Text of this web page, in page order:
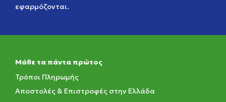
εφαρμόζονται.
Μάθε τα πάντα πρώτος
Τρόποι Πληρωμής
Αποστολές & Επιστροφές στην Ελλάδα